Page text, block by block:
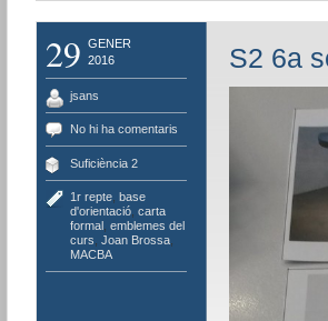
29 GENER
2016
jsans
No hi ha comentaris
Suficiència 2
1r repte, base
d'orientació, carta
formal, emblemes del
curs Joan Brossa,
MACBA
S2 6a